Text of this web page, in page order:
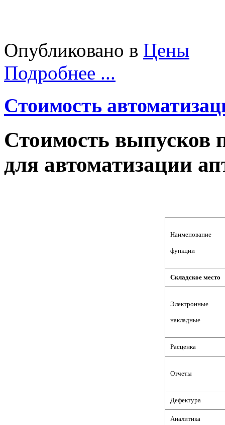
Опубликовано в Цены
Подробнее ...
Стоимость
Стоимость
для автоматизации
Наименование
функции
Складское место
Электронные
накладные
Расценка
Отчеты
Дефектура
Аналитика